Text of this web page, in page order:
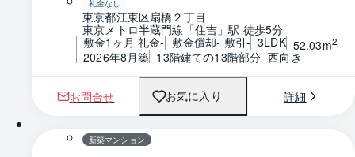
礼金なし
東京都江東区扇橋２丁目
東京メトロ半蔵門線「住吉」駅 徒歩5分
敷金1ヶ月 礼金- 敷金償却- 敷引- 3LDK 52.03m2
2026年8月築 13階建ての13階部分 西向き
お問合せ お気に入り 詳細
1 / 0 間取り
新築マンション